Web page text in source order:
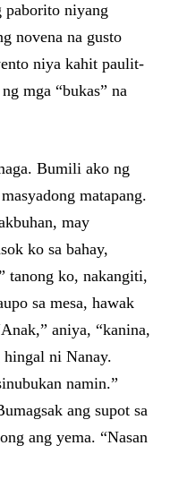
niyang
novena na gusto
niya kahit paulit-
mga “bukas” na
Bumili ako ng
matapang.
may
ko sa bahay,
tanong ko, nakangiti,
sa mesa, hawak
aniya, “kanina,
ni Nanay.
namin.”
ang supot sa
ang yema. “Nasan